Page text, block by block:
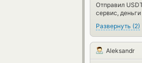
Отправил
сервис,
Развернуть (2)
Aleksandr